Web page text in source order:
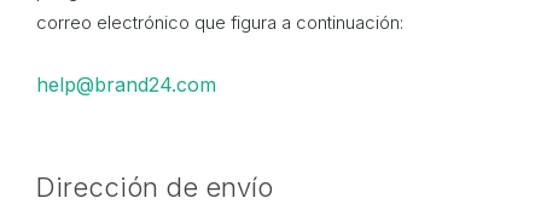
correo electrónico que figura a continuación:
help@brand24.com
Dirección de envío